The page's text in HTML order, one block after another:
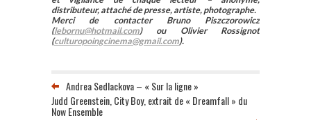
distributeur, attaché de presse, artiste, photographe.
Merci de contacter Bruno Piszczorowicz
(lebornu@hotmail.com) ou Olivier Rossignot
(culturopoingcinema@gmail.com).
Andrea Sedlackova – « Sur la ligne »
Judd Greenstein, City Boy, extrait de « Dreamfall » du
Now Ensemble